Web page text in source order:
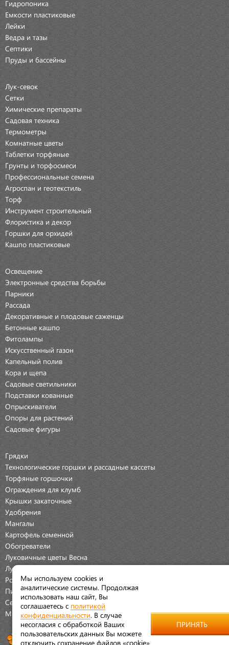
Гидропоника
Емкости пластиковые
Лейки
Ведра и тазы
Септики
Пруды и бассейны
Лук-севок
Сетки
Химические препараты
Садовая техника
Термометры
Комнатные цветы
Таблетки торфяные
Грунты и торфосмеси
Профессиональные семена
Агроспан и геотекстиль
Торф
Инструмент строительный
Флористика и декор
Горшки для орхидей
Кашпо пластиковые
Освещение
Электронные средства борьбы
Парники
Рассада
Декоративные и плодовые саженцы
Бетонные кашпо
Фитолампы
Искусственный газон
Капельный полив
Кора и щепа
Садовые светильники
Подставки кованные
Опрыскиватели
Опоры для растений
Садовые фигуры
Грядки
Технологические горшки и рассадные кассеты
Торфяные горшочки
Ограждения для клумб
Крышки закаточные
Удобрения
Мангалы
Картофель семенной
Обогреватели
Луковичные цветы Весна
Луковичные цветы Осень
Розы
Пионы
Семена Овощей
Мраморная крошка
Мы используем cookies и
аналитические системы. Продолжая
использовать наш сайт, Вы
соглашаетесь с политикой
конфиденциальности . В случае
несогласия с обработкой Ваших
пользовательских данных Вы можете
отключить сохранение файлов «cookie»
ПРИНЯТЬ